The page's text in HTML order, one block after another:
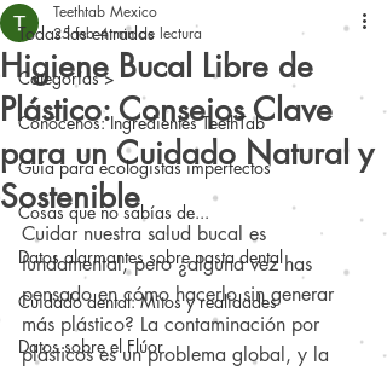
Todas las entradas
Categorías >
Conócenos: Ingredientes TeethTab
Guía para ecologistas imperfectos
Cosas que no sabías de...
Datos alarmantes sobre pasta dental
Cuidado dental: Mitos y realidades
Datos sobre el Flúor
Higiene Bucal Libre de
Plástico: Consejos Clave
para un Cuidado Natural y
Sostenible
Teethtab Mexico
25 feb 4 min de lectura
Cuidar nuestra salud bucal es
fundamental, pero ¿alguna vez has
pensado en cómo hacerlo sin generar
más plástico? La contaminación por
plásticos es un problema global, y la